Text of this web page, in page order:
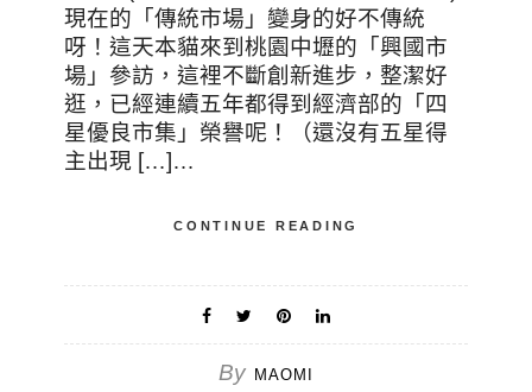
現在的「傳統市場」變身的好不傳統
呀！這天本貓來到桃園中壢的「興國市
場」參訪，這裡不斷創新進步，整潔好
逛，已經連續五年都得到經濟部的「四
星優良市集」榮譽呢！（還沒有五星得
主出現 […]…
CONTINUE READING
By MAOMI